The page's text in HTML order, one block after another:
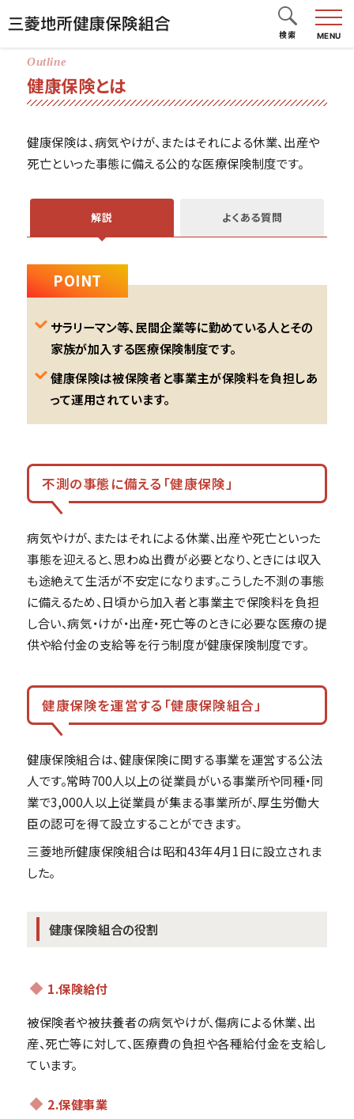
MENU
検索
健康保険とは
健康保険は、病気やけが、またはそれによる休業、出産や
死亡といった事態に備える公的な医療保険制度です。
解説 よくある質問
POINT
サラリーマン等、民間企業等に勤めている人とその
家族が加入する医療保険制度です。
健康保険は被保険者と事業主が保険料を負担しあ
って運用されています。
不測の事態に備える「健康保険」
病気やけが、またはそれによる休業、出産や死亡といった
事態を迎えると、思わぬ出費が必要となり、ときには収入
も途絶えて生活が不安定になります。こうした不測の事態
に備えるため、日頃から加入者と事業主で保険料を負担
し合い、病気・けが・出産・死亡等のときに必要な医療の提
供や給付金の支給等を行う制度が健康保険制度です。
健康保険を運営する「健康保険組合」
健康保険組合は、健康保険に関する事業を運営する公法
人です。常時700人以上の従業員がいる事業所や同種・同
業で3,000人以上従業員が集まる事業所が、厚生労働大
臣の認可を得て設立することができます。
三菱地所健康保険組合は昭和43年4月1日に設立されま
した。
健康保険組合の役割
1.保険給付
被保険者や被扶養者の病気やけが、傷病による休業、出
産、死亡等に対して、医療費の負担や各種給付金を支給し
ています。
2.保健事業